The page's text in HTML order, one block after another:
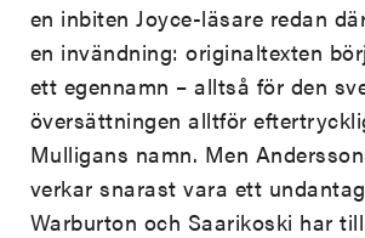
en inbiten Joyce-läsare redan
en invändning: originaltexten
ett egennamn – alltså för den
översättningen alltför
Mulligans namn. Men
verkar snarast vara ett
Warburton och Saarikoski har